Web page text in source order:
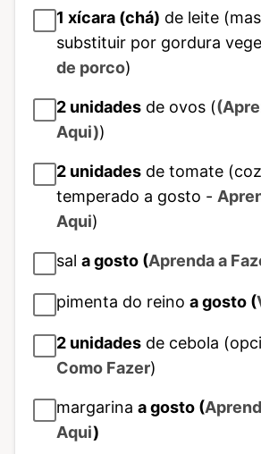
1 xícara (chá) de leite
substituir por gordura
de porco)
2 unidades de ovos (
Aqui))
2 unidades de tomate
temperado a gosto -
Aqui)
sal a gosto (Aprenda a
pimenta do reino a gosto (
2 unidades de cebola
Como Fazer)
margarina a gosto (
Aqui)